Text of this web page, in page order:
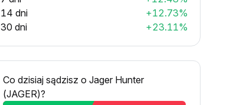
14 dni
+12.73%
30 dni
+23.11%
Co dzisiaj sądzisz o Jager Hunter
(JAGER)?